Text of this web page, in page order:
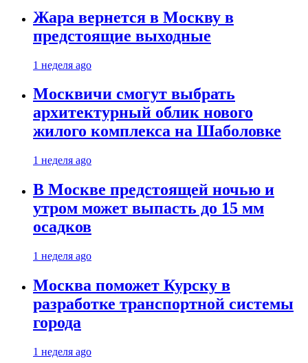
Жара вернется в Москву в
предстоящие выходные
1 неделя ago
Москвичи смогут выбрать
архитектурный облик нового
жилого комплекса на Шаболовке
1 неделя ago
В Москве предстоящей ночью и
утром может выпасть до 15 мм
осадков
1 неделя ago
Москва поможет Курску в
разработке транспортной системы
города
1 неделя ago